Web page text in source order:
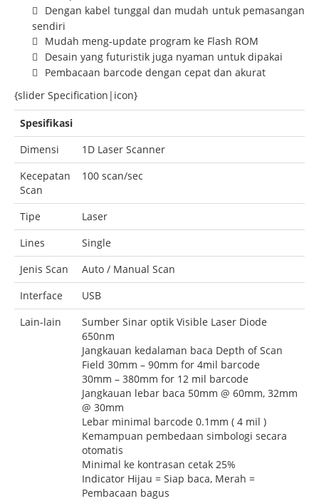
Dengan kabel tunggal dan mudah untuk pemasangan
sendiri
Mudah meng-update program ke Flash ROM
Desain yang futuristik juga nyaman untuk dipakai
Pembacaan barcode dengan cepat dan akurat
{slider Specification|icon}
Spesifikasi
Dimensi
1D Laser Scanner
Kecepatan
Scan
100 scan/sec
Tipe
Laser
Lines
Single
Jenis Scan
Auto / Manual Scan
Interface
USB
Lain-lain
Sumber Sinar optik Visible Laser Diode
650nm
Jangkauan kedalaman baca Depth of Scan
Field 30mm – 90mm for 4mil barcode
30mm – 380mm for 12 mil barcode
Jangkauan lebar baca 50mm @ 60mm, 32mm
@ 30mm
Lebar minimal barcode 0.1mm ( 4 mil )
Kemampuan pembedaan simbologi secara
otomatis
Minimal ke kontrasan cetak 25%
Indicator Hijau = Siap baca, Merah =
Pembacaan bagus